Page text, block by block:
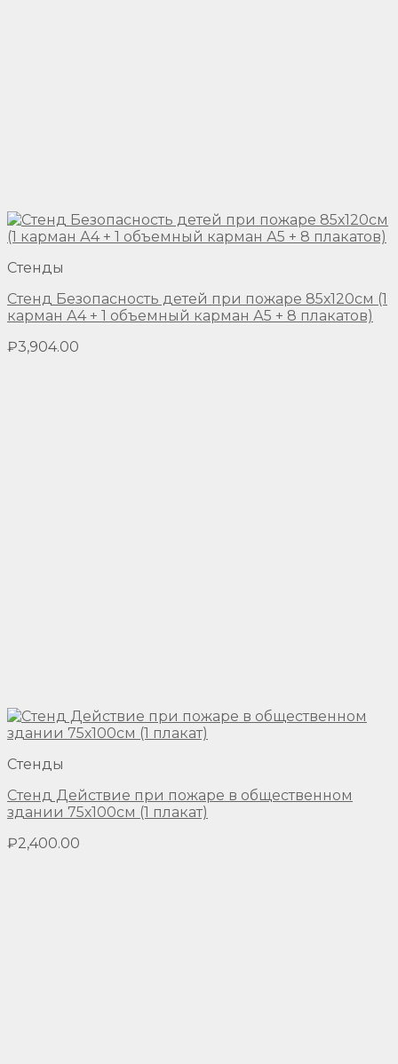
Стенды
Стенд Безопасность детей при пожаре 85х120см (1
карман А4 + 1 объемный карман А5 + 8 плакатов)
₽3,904.00
Стенды
Стенд Действие при пожаре в общественном
здании 75х100см (1 плакат)
₽2,400.00